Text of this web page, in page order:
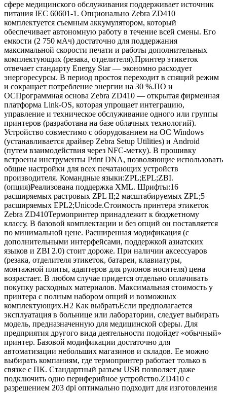
сфере медицинского обслуживания поддерживает источник
питания IEC 60601-1. Опционально Zebra ZD410
комплектуется съемным аккумулятором, который
обеспечивает автономную работу в течение всей смены. Его
емкости (2 750 мАч) достаточно для поддержания
максимальной скорости печати и работы дополнительных
комплектующих (резака, отделителя).Принтер этикеток
отвечает стандарту Energy Star — экономно расходует
энергоресурсы. В период простоя переходит в спящий режим
и сокращает потребление энергии на 30 %.ПО и
ОСПрограммная основа Zebra ZD410 — открытая фирменная
платформа Link-OS, которая упрощает интеграцию,
управление и техническое обслуживание одного или группы
принтеров (разработана на базе облачных технологий).
Устройство совместимо с оборудованием на ОС Windows
(устанавливается драйвер Zebra Setup Utilities) и Android
(путем взаимодействия через NFC-метку). В прошивку
встроены инструменты Print DNA, позволяющие использовать
общие настройки для всех печатающих устройств
производителя. Командные языки:ZPL;EPL;ZBI.
(опция)Реализована поддержка XML. Шрифты:16
расширяемых растровых ZPL II;2 масштабируемых ZPL;5
расширяемых EPL2;Unicode.Стоимость принтера этикеток
Zebra ZD410Термопринтер принадлежит к бюджетному
классу. В базовой комплектации и без опций он поставляется
по минимальной цене. Расширенная модификация (с
дополнительными интерфейсами, поддержкой азиатских
языков и ZBI 2.0) стоит дороже. При наличии аксессуаров
(резака, отделителя этикеток, батареи, клавиатуры,
монтажной плиты, адаптеров для рулонов носителя) цена
возрастает. В любом случае придется отдельно оплачивать
покупку расходных материалов. Максимальная стоимость у
принтера с полным набором опций и возможных
комплектующих.Н2 Как выбратьЕсли предполагается
эксплуатация в больнице или лаборатории, следует выбирать
модель, предназначенную для медицинской сферы. Для
предприятия другого вида деятельности подойдет «обычный»
принтер. Базовой модификации достаточно для
автоматизации небольших магазинов и складов. Ее можно
выбирать компаниям, где термопринтер работает только в
связке с ПК. Стандартный разъем USB позволяет даже
подключить одно периферийное устройство.ZD410 с
разрешением 203 dpi оптимально подходит для изготовления